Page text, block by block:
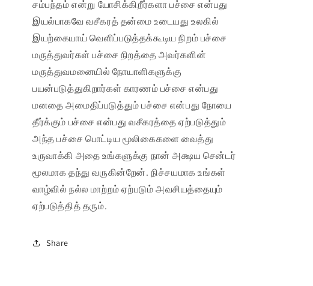
சம்பந்தம் என்று யோசிக்கிறீர்களா பச்சை என்பது
இயல்பாகவே வசீகரத் தன்மை உடையது உலகில்
இயற்கையாய் வெளிப்படுத்தக்கூடிய நிறம் பச்சை
மருத்துவர்கள் பச்சை நிறத்தை அவர்களின்
மருத்துவமனையில் நோயாளிகளுக்கு
பயன்படுத்துகிறார்கள் காரணம் பச்சை என்பது
மனதை அமைதிப்படுத்தும் பச்சை என்பது நோயை
தீர்க்கும் பச்சை என்பது வசீகரத்தை ஏற்படுத்தும்
அந்த பச்சை பொட்டிய மூலிகைகளை வைத்து
உருவாக்கி அதை உங்களுக்கு நான் அக்ஷய சென்டர்
மூலமாக தந்து வருகின்றேன். நிச்சயமாக உங்கள்
வாழ்வில் நல்ல மாற்றம் ஏற்படும் அவசியத்தையும்
ஏற்படுத்தித் தரும்.
Share